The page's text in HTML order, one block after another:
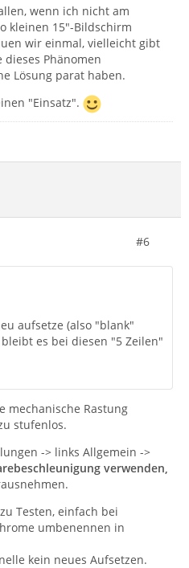
wenn ich nicht am
kleinen 15"-Bildschirm
wir einmal, vielleicht gibt
dieses Phänomen
Lösung parat haben.
"Einsatz".
#6
aufsetze (also "blank"
es bei diesen "5 Zeilen"
mechanische Rastung
stufenlos.
-> links Allgemein ->
verwenden,
Testen, einfach bei
umbenennen in
kein neues Aufsetzen.